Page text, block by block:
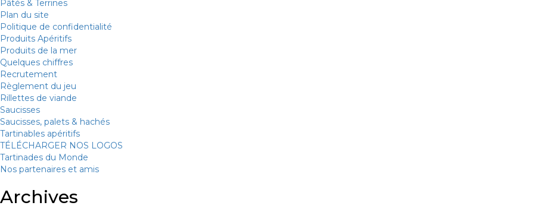
Pâtés & Terrines
Plan du site
Politique de confidentialité
Produits Apéritifs
Produits de la mer
Quelques chiffres
Recrutement
Règlement du jeu
Rillettes de viande
Saucisses
Saucisses, palets & hachés
Tartinables apéritifs
TÉLÉCHARGER NOS LOGOS
Tartinades du Monde
Nos partenaires et amis
Archives